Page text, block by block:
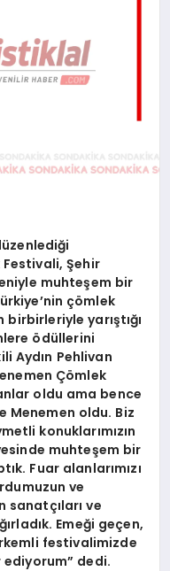
Şehir
muhteşem bir
çömlek
yarıştığı
ödüllerini
Aydın Pehlivan
Çömlek
oldu ama bence
Menemen oldu. Biz
konuklarımızın
muhteşem bir
Fuar alanlarımızı
ve
sanatçıları ve
Emeği geçen,
festivalimizde
dedi.